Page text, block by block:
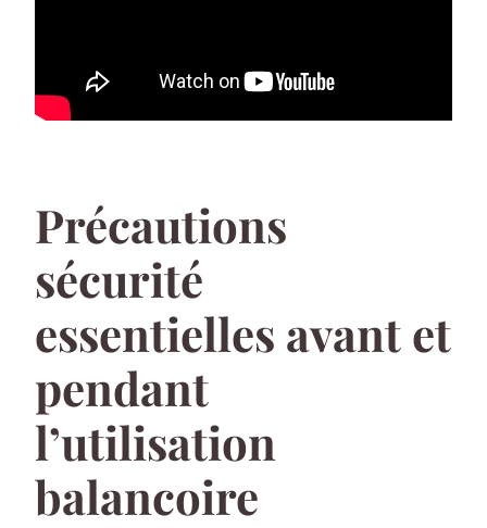
Précautions
sécurité
essentielles avant et
pendant
l’utilisation
balancoire